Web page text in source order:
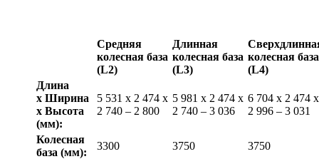
Cредняя
колесная база
(L2)
Длинная
колесная база
(L3)
колесная база
(L4)
Длина
х Ширина
х Высота
(мм):
5 531 x 2 474 x
2 740 – 2 800
5 981 x 2 474 x
2 740 – 3 036
6 704 x 2 474 x
2 996 – 3 031
Колесная
база (мм):
3300 3750
3750